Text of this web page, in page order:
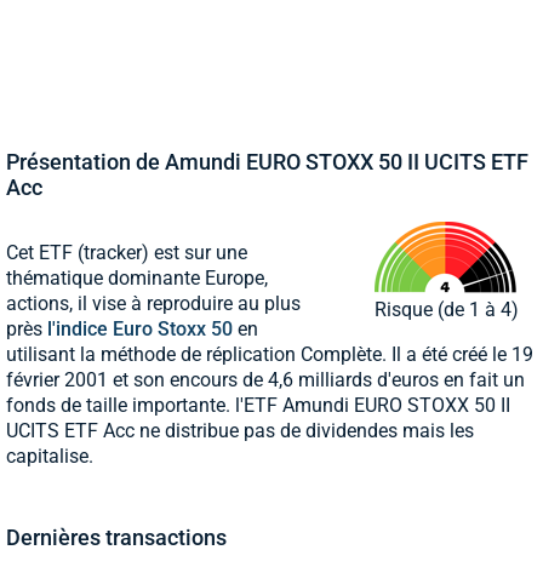
Présentation de Amundi EURO STOXX 50 II UCITS ETF
Acc
Risque (de 1 à 4)
Cet ETF (tracker) est sur une
thématique dominante Europe,
actions, il vise à reproduire au plus
près l'indice Euro Stoxx 50 en
utilisant la méthode de réplication Complète. Il a été créé le 19
février 2001 et son encours de 4,6 milliards d'euros en fait un
fonds de taille importante. l'ETF Amundi EURO STOXX 50 II
UCITS ETF Acc ne distribue pas de dividendes mais les
capitalise.
Dernières transactions